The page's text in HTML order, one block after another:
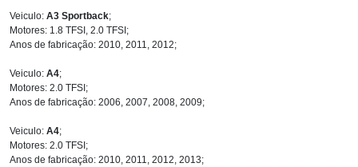
Veiculo: A3 Sportback;
Motores: 1.8 TFSI, 2.0 TFSI;
Anos de fabricação: 2010, 2011, 2012;
Veiculo: A4;
Motores: 2.0 TFSI;
Anos de fabricação: 2006, 2007, 2008, 2009;
Veiculo: A4;
Motores: 2.0 TFSI;
Anos de fabricação: 2010, 2011, 2012, 2013;